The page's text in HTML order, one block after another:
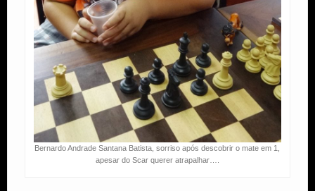
Bernardo Andrade Santana Batista, sorriso após descobrir o mate em 1,
apesar do Scar querer atrapalhar….